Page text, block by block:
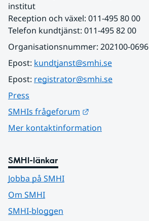
institut
Reception och växel: 011-495 80 00
Telefon kundtjänst: 011-495 82 00
Organisationsnummer: 202100-0696
Epost: kundtjanst@smhi.se
Epost: registrator@smhi.se
Press
SMHIs frågeforum
Mer kontaktinformation
SMHI-länkar
Jobba på SMHI
Om SMHI
SMHI-bloggen